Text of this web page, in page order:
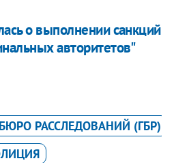
о выполнении санкций
авторитетов"
РАССЛЕДОВАНИЙ (ГБР)